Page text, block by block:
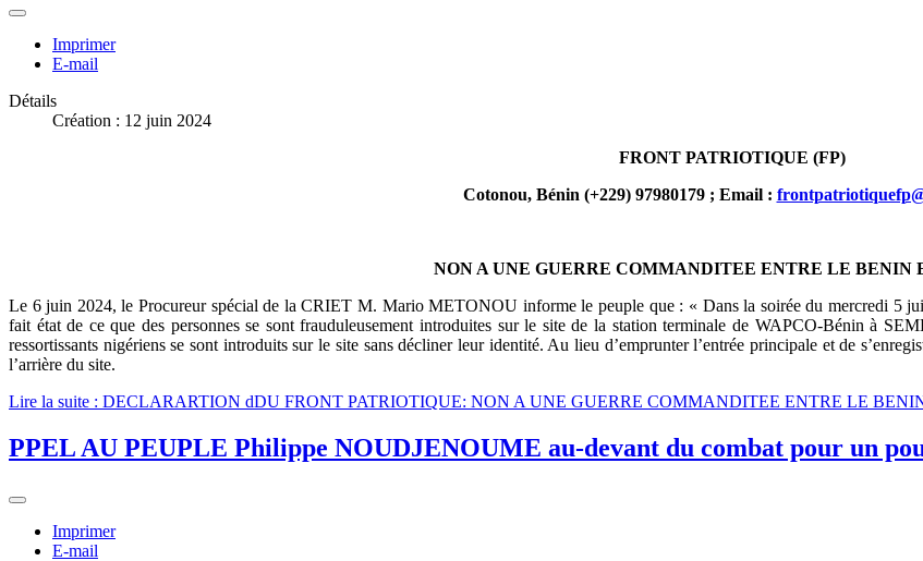
Imprimer
E-mail
Détails
Création : 12 juin 2024
FRONT PATRIOTIQUE (FP)
Cotonou, Bénin (+229) 97980179 ; Email :
NON A UNE GUERRE COMMANDITEE ENTRE LE BENIN
Le 6 juin 2024, le Procureur spécial de la CRIET M. Mario METONOU informe le peuple que : « Dans la soirée du mercredi 5
fait état de ce que des personnes se sont frauduleusement introduites sur le site de la station terminale de WAPCO-Bénin à
ressortissants nigériens se sont introduits sur le site sans décliner leur identité. Au lieu d’emprunter l’entrée principale et de
l’arrière du site.
Lire la suite : DECLARARTION dDU FRONT PATRIOTIQUE: NON A UNE GUERRE COMMANDITEE ENTRE LE
PPEL AU PEUPLE Philippe NOUDJENOUME au-devant du combat pour un
Imprimer
E-mail